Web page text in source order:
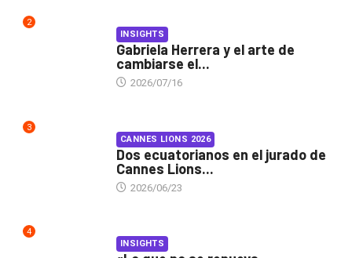
2
INSIGHTS
Gabriela Herrera y el arte de
cambiarse el...
2026/07/16
3
CANNES LIONS 2026
Dos ecuatorianos en el jurado de
Cannes Lions...
2026/06/23
4
INSIGHTS